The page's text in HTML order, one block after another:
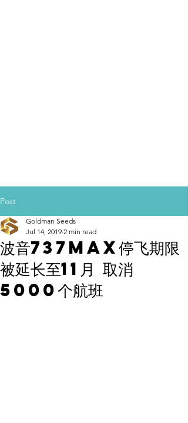
Post
波音737MAX停飞期限
被延长至11月 取消
5000个航班
Goldman Seeds
Jul 14, 2019 2 min read